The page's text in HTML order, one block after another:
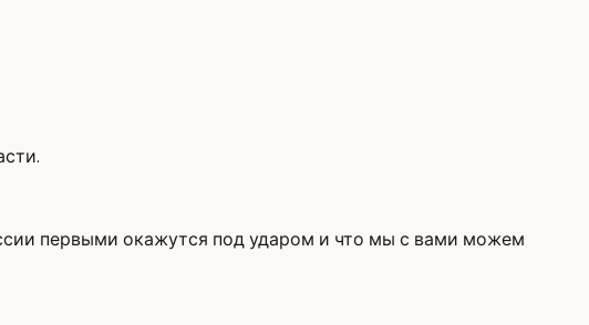
первыми окажутся под ударом и что мы с вами можем